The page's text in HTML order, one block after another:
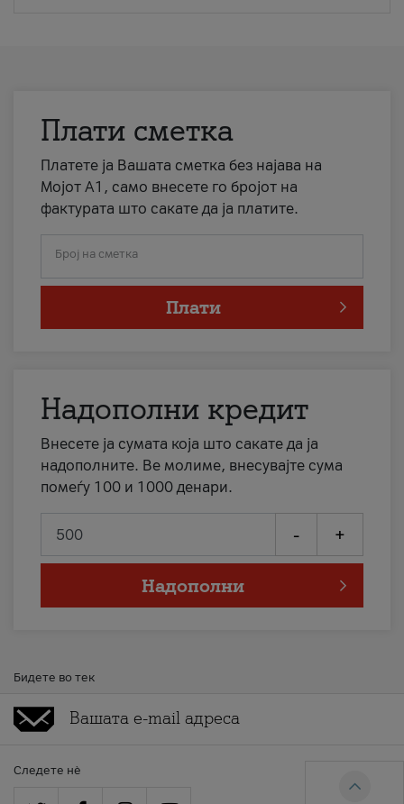
Плати сметка
Платете ја Вашата сметка без најава на
Мојот А1, само внесете го бројот на
фактурата што сакате да ја платите.
Број на сметка
Плати
Надополни кредит
Внесете ја сумата која што сакате да ја
надополните. Ве молиме, внесувајте сума
помеѓу 100 и 1000 денари.
- +
Надополни
Бидете во тек
Следете нè